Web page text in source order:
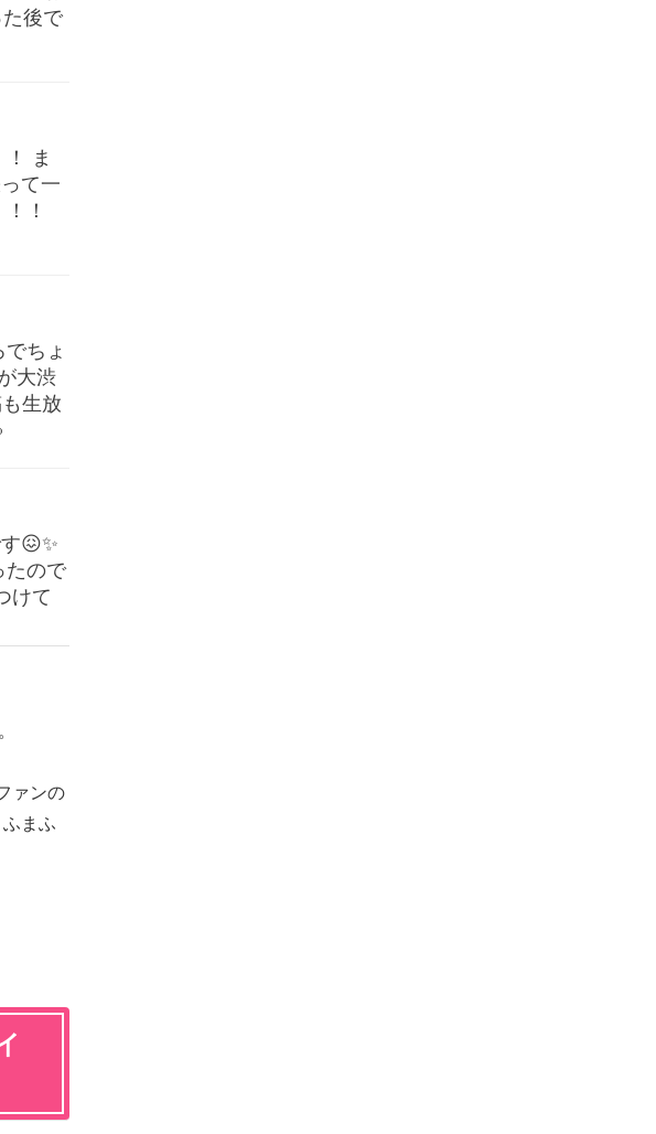
後で
ま
て一
！
ちょ
大渋
生放
😖✨
たので
けて
ァンの
まふ